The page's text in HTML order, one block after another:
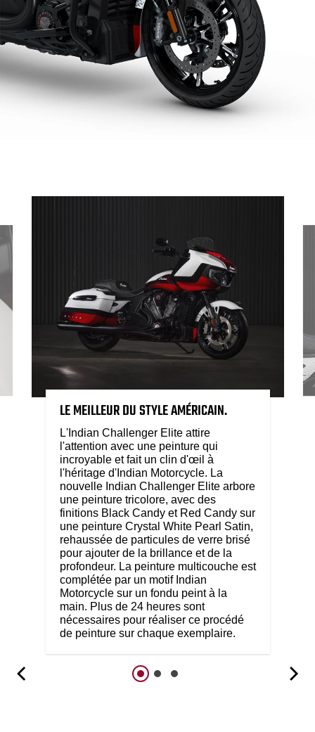
LE MEILLEUR DU STYLE AMÉRICAIN.
L'Indian Challenger Elite attire
l'attention avec une peinture qui
incroyable et fait un clin d'œil à
l'héritage d'Indian Motorcycle. La
nouvelle Indian Challenger Elite arbore
une peinture tricolore, avec des
finitions Black Candy et Red Candy sur
une peinture Crystal White Pearl Satin,
rehaussée de particules de verre brisé
pour ajouter de la brillance et de la
profondeur. La peinture multicouche est
complétée par un motif Indian
Motorcycle sur un fondu peint à la
main. Plus de 24 heures sont
nécessaires pour réaliser ce procédé
de peinture sur chaque exemplaire.